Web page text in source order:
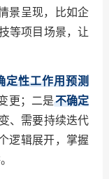
景呈现，比如企
等项目场景，让
定性工作用预测
更；二是不确定
、需要持续迭代
逻辑展开，掌握